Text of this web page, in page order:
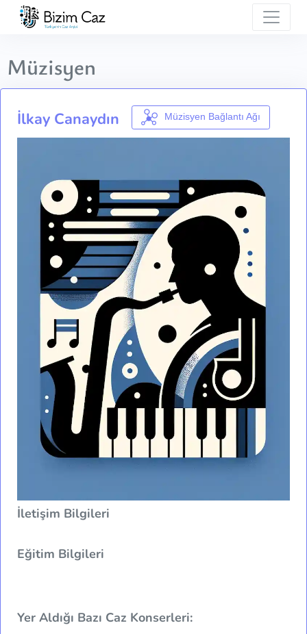
Müzisyen
İlkay Canaydın Müzisyen Bağlantı Ağı
İletişim Bilgileri
Eğitim Bilgileri
Yer Aldığı Bazı Caz Konserleri: